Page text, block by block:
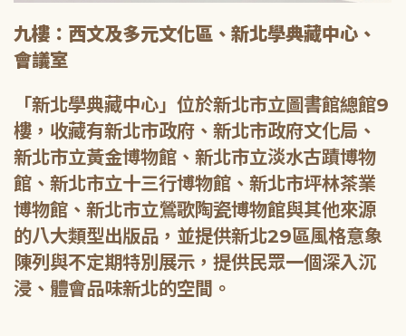
九樓：西文及多元文化區、新北學典藏中心、
會議室
「新北學典藏中心」位於新北市立圖書館總館9
樓，收藏有新北市政府、新北市政府文化局、
新北市立黃金博物館、新北市立淡水古蹟博物
館、新北市立十三行博物館、新北市坪林茶業
博物館、新北市立鶯歌陶瓷博物館與其他來源
的八大類型出版品，並提供新北29區風格意象
陳列與不定期特別展示，提供民眾一個深入沉
浸、體會品味新北的空間。